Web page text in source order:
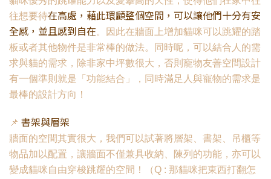
往想要待在高處，藉此環顧整個空間，可以讓他們十分有安
全感，並且感到自在。因此在牆面上增加貓咪可以跳耀的踏
板或者其他物件是非常棒的做法。同時呢，可以結合人的需
求與貓的需求，除非家中坪數很大，否則寵物友善空間設計
有一個準則就是「功能結合」，同時滿足人與寵物的需求是
最棒的設計方向！
📌 書架與層架
牆面的空間其實很大，我們可以試著將層架、書架、吊櫃等
物品加以配置，讓牆面不僅兼具收納、陳列的功能，亦可以
變成貓咪自由穿梭跳耀的空間！（Q : 那貓咪把東西打翻怎